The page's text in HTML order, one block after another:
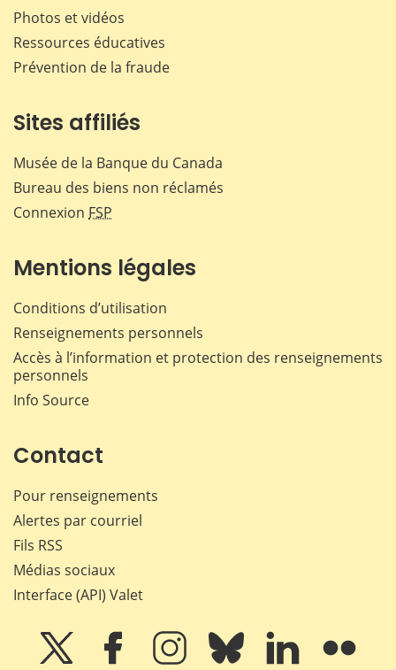
Photos et vidéos
Ressources éducatives
Prévention de la fraude
Sites affiliés
Musée de la Banque du Canada
Bureau des biens non réclamés
Connexion FSP
Mentions légales
Conditions d’utilisation
Renseignements personnels
Accès à l’information et protection des renseignements
personnels
Info Source
Contact
Pour renseignements
Alertes par courriel
Fils RSS
Médias sociaux
Interface (API) Valet